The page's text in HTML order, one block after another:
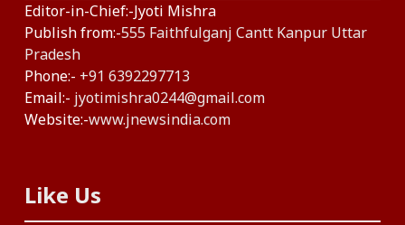
Editor-in-Chief:-Jyoti Mishra
Publish from:-555 Faithfulganj Cantt Kanpur Uttar
Pradesh
Phone:- +91 6392297713
Email:- jyotimishra0244@gmail.com
Website:-www.jnewsindia.com
Like Us